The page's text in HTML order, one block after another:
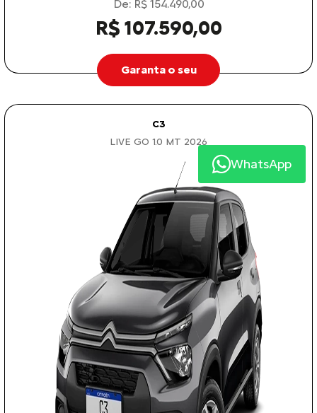
De: R$ 154.490,00
R$ 107.590,00
Garanta o seu
C3
LIVE GO 1.0 MT 2026
WhatsApp